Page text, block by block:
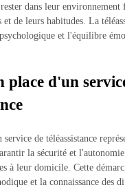
dans leur
et de leurs habitudes. La
et l'équilibre
place d'un
de téléassistance
la sécurité et l'autonomie
à leur domicile. Cette
et la connaissance des